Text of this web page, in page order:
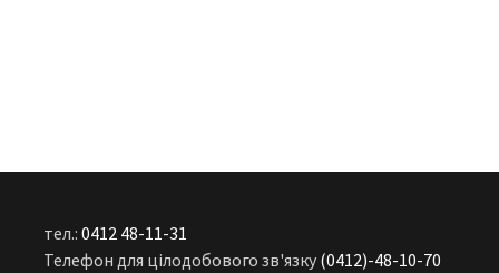
тел.: 0412 48-11-31
Телефон для цілодобового зв'язку (0412)-48-10-70